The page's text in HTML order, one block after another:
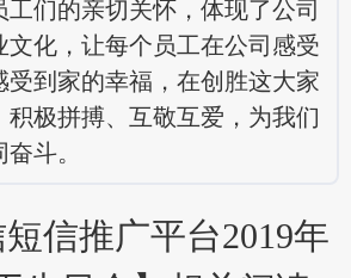
们的亲切关怀，体现了公司
文化，让每个员工在公司感受
受到家的幸福，在创胜这大家
积极拼搏、互敬互爱，为我们
斗。
短信推广平台2019年